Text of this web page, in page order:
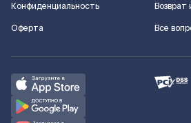
Конфиденциальность
Оферта
Возврат
Все